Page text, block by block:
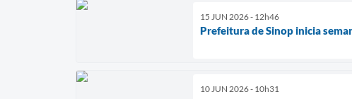
15 JUN 2026 - 12h46
Prefeitura de Sinop inicia
10 JUN 2026 - 10h31